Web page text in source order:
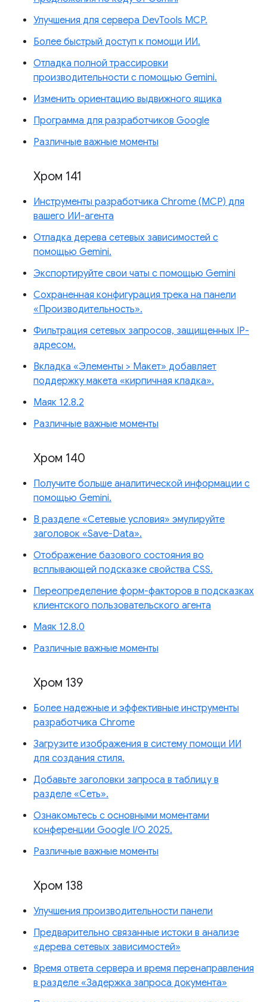
Улучшения для сервера DevTools MCP.
Более быстрый доступ к помощи ИИ.
Отладка полной трассировки
производительности с помощью Gemini.
Изменить ориентацию выдвижного ящика
Программа для разработчиков Google
Различные важные моменты
Хром 141
Инструменты разработчика Chrome (MCP) для
вашего ИИ-агента
Отладка дерева сетевых зависимостей с
помощью Gemini.
Экспортируйте свои чаты с помощью Gemini
Сохраненная конфигурация трека на панели
«Производительность».
Фильтрация сетевых запросов, защищенных IP-
адресом.
Вкладка «Элементы > Макет» добавляет
поддержку макета «кирпичная кладка».
Маяк 12.8.2
Различные важные моменты
Хром 140
Получите больше аналитической информации с
помощью Gemini.
В разделе «Сетевые условия» эмулируйте
заголовок «Save-Data».
Отображение базового состояния во
всплывающей подсказке свойства CSS.
Переопределение форм-факторов в подсказках
клиентского пользовательского агента
Маяк 12.8.0
Различные важные моменты
Хром 139
Более надежные и эффективные инструменты
разработчика Chrome
Загрузите изображения в систему помощи ИИ
для создания стиля.
Добавьте заголовки запроса в таблицу в
разделе «Сеть».
Ознакомьтесь с основными моментами
конференции Google I/O 2025.
Различные важные моменты
Хром 138
Улучшения производительности панели
Предварительно связанные истоки в анализе
«дерева сетевых зависимостей»
Время ответа сервера и время перенаправления
в разделе «Задержка запроса документа»